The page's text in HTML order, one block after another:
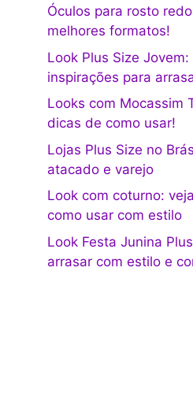
Óculos para rosto
melhores formatos!
Look Plus Size Jovem:
inspirações para
Looks com Mocassim
dicas de como usar!
Lojas Plus Size no
atacado e varejo
Look com coturno:
como usar com estilo
Look Festa Junina
arrasar com estilo e